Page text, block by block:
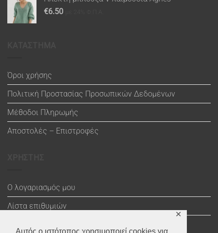
Αυτός ο ιστότοπος χρησιμοποιεί cookies για
✕
€6.50
Όροι χρήσης
Πολιτική Προστασίας Προσωπικών Δεδομένων
Μέθοδοι Πληρωμής
Αποστολές – Επιστροφές
Ο λογαριασμός μου
Λίστα επιθυμιών